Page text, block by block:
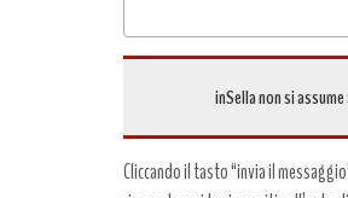
inSella non si
Cliccando il tasto “invia il